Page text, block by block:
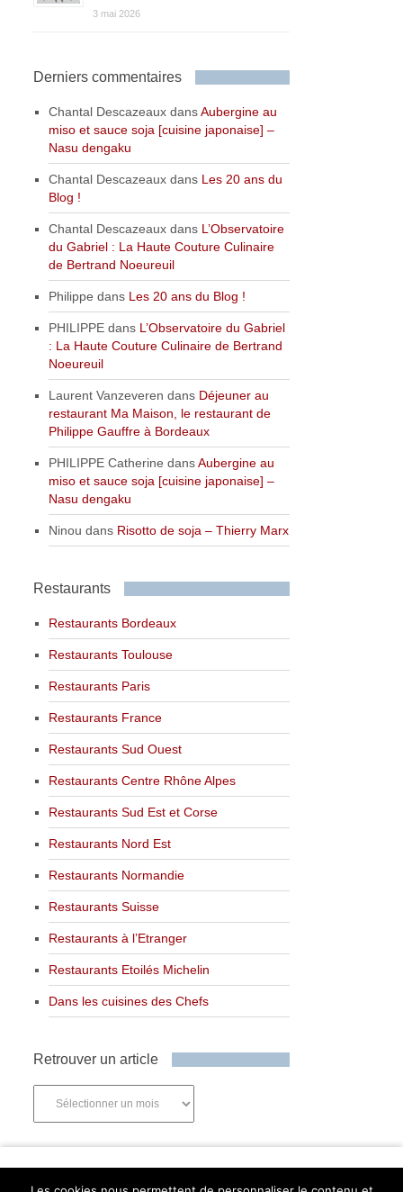
3 mai 2026
Derniers commentaires
Chantal Descazeaux dansAubergine au
miso et sauce soja [cuisine japonaise] –
Nasu dengaku
Chantal Descazeaux dans Les 20 ans du
Blog !
Chantal Descazeaux dans L’Observatoire
du Gabriel : La Haute Couture Culinaire
de Bertrand Noeureuil
Philippe dans Les 20 ans du Blog !
PHILIPPE dans L’Observatoire du Gabriel
: La Haute Couture Culinaire de Bertrand
Noeureuil
Laurent Vanzeveren dans Déjeuner au
restaurant Ma Maison, le restaurant de
Philippe Gauffre à Bordeaux
PHILIPPE Catherine dansAubergine au
miso et sauce soja [cuisine japonaise] –
Nasu dengaku
Ninou dans Risotto de soja – Thierry Marx
Restaurants
Restaurants Bordeaux
Restaurants Toulouse
Restaurants Paris
Restaurants France
Restaurants Sud Ouest
Restaurants Centre Rhône Alpes
Restaurants Sud Est et Corse
Restaurants Nord Est
Restaurants Normandie
Restaurants Suisse
Restaurants à l’Etranger
Restaurants Etoilés Michelin
Dans les cuisines des Chefs
Retrouver un article